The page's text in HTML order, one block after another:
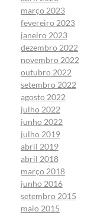
março 2023
fevereiro 2023
janeiro 2023
dezembro 2022
novembro 2022
outubro 2022
setembro 2022
agosto 2022
julho 2022
junho 2022
julho 2019
abril 2019
abril 2018
março 2018
junho 2016
setembro 2015
maio 2015